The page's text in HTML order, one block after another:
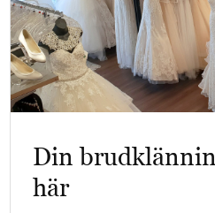
Din
här